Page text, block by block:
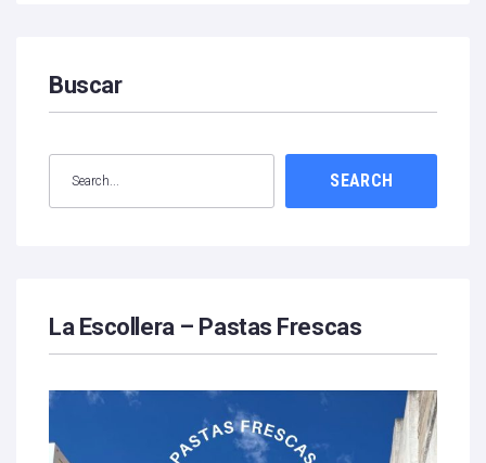
Buscar
SEARCH
La Escollera – Pastas Frescas